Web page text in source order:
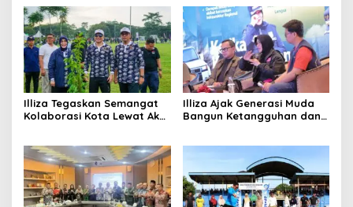
Illiza Tegaskan Semangat
Kolaborasi Kota Lewat Aksi
Illiza Ajak Generasi Muda
Bangun Ketangguhan dan